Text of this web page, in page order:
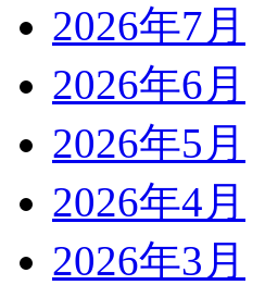
2026年7月
2026年6月
2026年5月
2026年4月
2026年3月